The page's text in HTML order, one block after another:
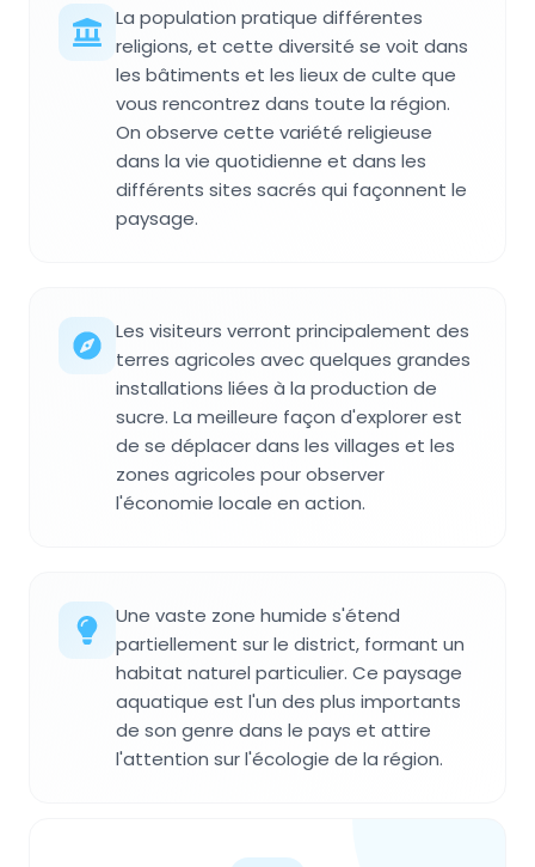
La population pratique différentes
religions, et cette diversité se voit dans
les bâtiments et les lieux de culte que
vous rencontrez dans toute la région.
On observe cette variété religieuse
dans la vie quotidienne et dans les
différents sites sacrés qui façonnent le
paysage.
Les visiteurs verront principalement des
terres agricoles avec quelques grandes
installations liées à la production de
sucre. La meilleure façon d'explorer est
de se déplacer dans les villages et les
zones agricoles pour observer
l'économie locale en action.
Une vaste zone humide s'étend
partiellement sur le district, formant un
habitat naturel particulier. Ce paysage
aquatique est l'un des plus importants
de son genre dans le pays et attire
l'attention sur l'écologie de la région.